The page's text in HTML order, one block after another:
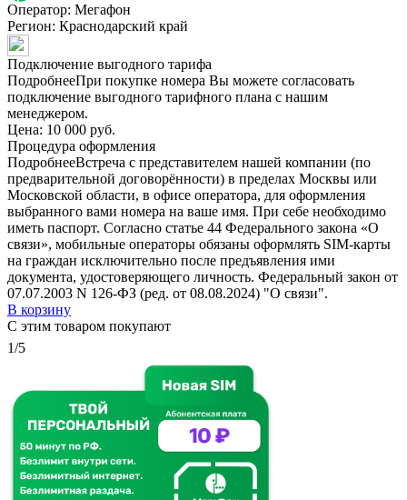
Оператор: Мегафон
Регион: Краснодарский край
Подключение выгодного тарифа
ПодробнееПри покупке номера Вы можете согласовать
подключение выгодного тарифного плана с нашим
менеджером.
Цена: 10 000 руб.
Процедура оформления
ПодробнееВстреча с представителем нашей компании (по
предварительной договорённости) в пределах Москвы или
Московской области, в офисе оператора, для оформления
выбранного вами номера на ваше имя. При себе необходимо
иметь паспорт. Согласно статье 44 Федерального закона «О
связи», мобильные операторы обязаны оформлять SIM-карты
на граждан исключительно после предъявления ими
документа, удостоверяющего личность. Федеральный закон от
07.07.2003 N 126-ФЗ (ред. от 08.08.2024) "О связи".
В корзину
С этим товаром покупают
1/5